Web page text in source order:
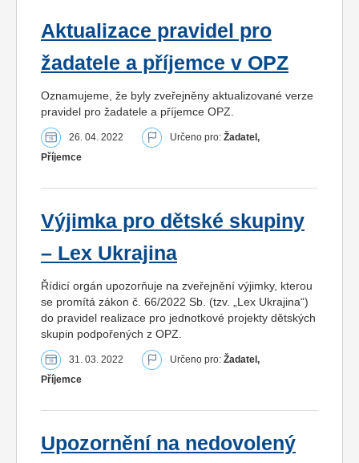
Aktualizace pravidel pro
žadatele a příjemce v OPZ
Oznamujeme, že byly zveřejněny aktualizované verze
pravidel pro žadatele a příjemce OPZ.
26. 04. 2022 Určeno pro: Žadatel,
Příjemce
Výjimka pro dětské skupiny
– Lex Ukrajina
Řídicí orgán upozorňuje na zveřejnění výjimky, kterou
se promítá zákon č. 66/2022 Sb. (tzv. „Lex Ukrajina“)
do pravidel realizace pro jednotkové projekty dětských
skupin podpořených z OPZ.
31. 03. 2022 Určeno pro: Žadatel,
Příjemce
Upozornění na nedovolený